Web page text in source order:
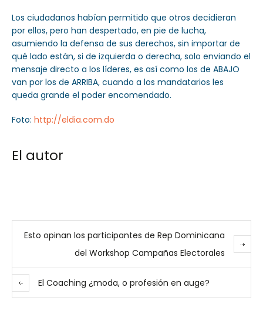
Los ciudadanos habían permitido que otros decidieran
por ellos, pero han despertado, en pie de lucha,
asumiendo la defensa de sus derechos, sin importar de
qué lado están, si de izquierda o derecha, solo enviando el
mensaje directo a los líderes, es así como los de ABAJO
van por los de ARRIBA, cuando a los mandatarios les
queda grande el poder encomendado.
Foto: http://eldia.com.do
El autor
Esto opinan los participantes de Rep Dominicana
del Workshop Campañas Electorales
El Coaching ¿moda, o profesión en auge?